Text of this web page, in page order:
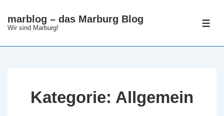
Zummarblog – das Marburg Blog
Wir sind Marburg!
Kategorie: Allgemein